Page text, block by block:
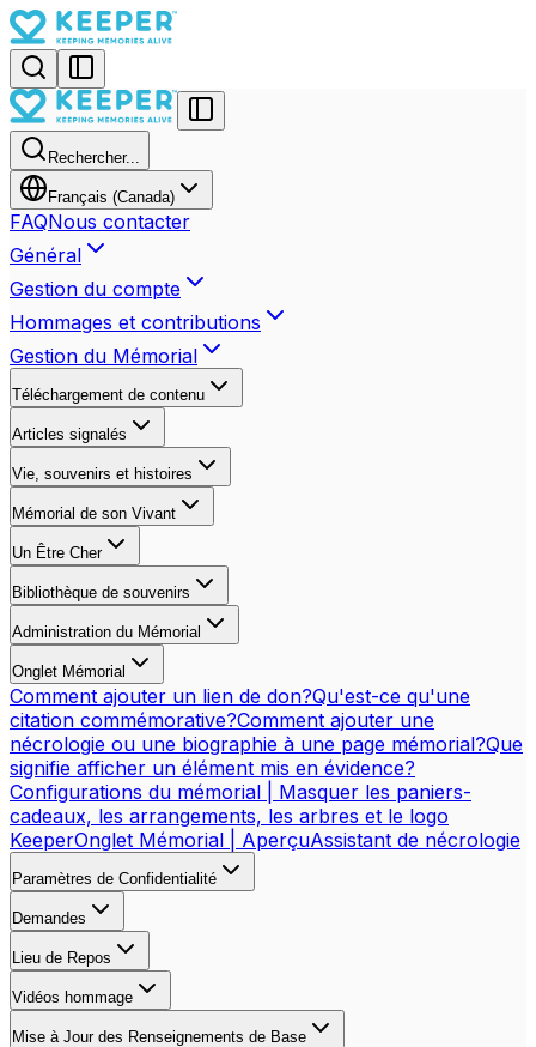
Rechercher...
Français (Canada)
FAQNous contacter
Général
Gestion du compte
Hommages et contributions
Gestion du Mémorial
Téléchargement de contenu
Articles signalés
Vie, souvenirs et histoires
Mémorial de son Vivant
Un Être Cher
Bibliothèque de souvenirs
Administration du Mémorial
Onglet Mémorial
Comment ajouter un lien de don?Qu'est-ce qu'une
citation commémorative?Comment ajouter une
nécrologie ou une biographie à une page mémorial?Que
signifie afficher un élément mis en évidence?
Configurations du mémorial | Masquer les paniers-
cadeaux, les arrangements, les arbres et le logo
KeeperOnglet Mémorial | AperçuAssistant de nécrologie
Paramètres de Confidentialité
Demandes
Lieu de Repos
Vidéos hommage
Mise à Jour des Renseignements de Base